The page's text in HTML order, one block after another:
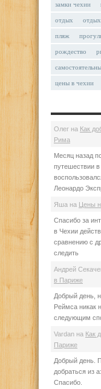
замки чехии
отдых
пляж
рождество
цены в чехии
Олег на Как
Рима
Месяц назад
путешествии
Леонардо
Яша на Цены
Спасибо за
в Чехии
сравнению с
следить
Андрей
в Париже
Добрый день,
Реймса никак
следующим
Vardan на Как
Париже
Добрый день.
добраться из
Спасибо.